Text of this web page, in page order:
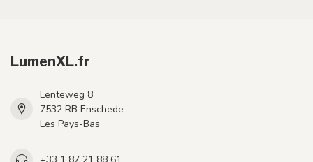
LumenXL.fr
Lenteweg 8
7532 RB Enschede
Les Pays-Bas